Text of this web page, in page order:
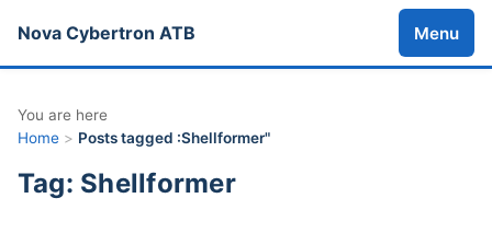
Nova Cybertron ATB Menu
You are here
Home > Posts tagged :Shellformer"
Tag: Shellformer